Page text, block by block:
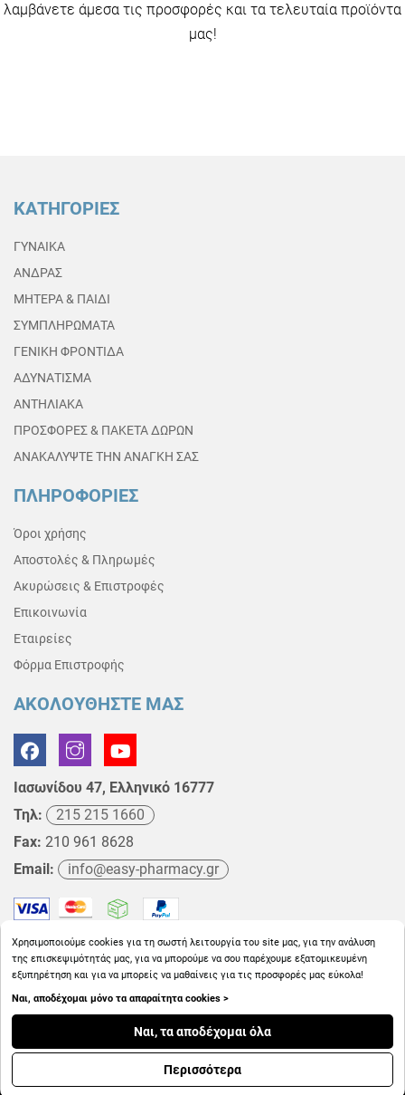
λαμβάνετε άμεσα τις προσφορές και τα τελευταία προϊόντα
μας!
ΚΑΤΗΓΟΡΙΕΣ
ΓΥΝΑΙΚΑ
ΑΝΔΡΑΣ
ΜΗΤΕΡΑ & ΠΑΙΔΙ
ΣΥΜΠΛΗΡΩΜΑΤΑ
ΓΕΝΙΚΗ ΦΡΟΝΤΙΔΑ
ΑΔΥΝΑΤΙΣΜΑ
ΑΝΤΗΛΙΑΚΑ
ΠΡΟΣΦΟΡΕΣ & ΠΑΚΕΤΑ ΔΩΡΩΝ
ΑΝΑΚΑΛΥΨΤΕ ΤΗΝ ΑΝΑΓΚΗ ΣΑΣ
ΠΛΗΡΟΦΟΡΙΕΣ
Όροι χρήσης
Αποστολές & Πληρωμές
Ακυρώσεις & Επιστροφές
Επικοινωνία
Εταιρείες
Φόρμα Επιστροφής
ΑΚΟΛΟΥΘΗΣΤΕ ΜΑΣ
Ιασωνίδου 47, Ελληνικό 16777
Τηλ:
215 215 1660
Fax: 210 961 8628
Email:
info@easy-pharmacy.gr
Copyright © 2026EasyPharmacy.gr
Χρησιμοποιούμε cookies για τη σωστή λειτουργία του site μας, για την ανάλυση
της επισκεψιμότητάς μας, για να μπορούμε να σου παρέχουμε εξατομικευμένη
εξυπηρέτηση και για να μπορείς να μαθαίνεις για τις προσφορές μας εύκολα!
Ναι, αποδέχομαι μόνο τα απαραίτητα cookies >
Ναι, τα αποδέχομαι όλα
Περισσότερα